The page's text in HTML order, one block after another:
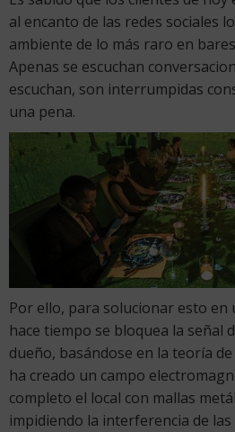
al encanto de las redes sociales
ambiente de lo más raro en
Apenas se escuchan
escuchan, son interrumpidas
una pena.
Por ello, para solucionar esto en
hace tiempo se bloquea la señal
dueño, basándose en la teoría de
ha creado un campo
completo el local con mallas
impidiendo la interferencia de las